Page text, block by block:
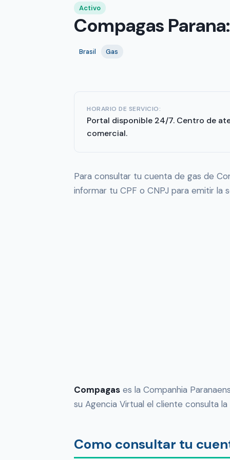
Activo
Compagas
Brasil Gas
HORARIO DE SERVICIO:
Portal disponible 24/7. Centro de
comercial.
Para consultar tu cuenta de gas de
informar tu CPF o CNPJ para emitir la
Compagas es la Companhia
su Agencia Virtual el cliente consulta
Como consultar tu